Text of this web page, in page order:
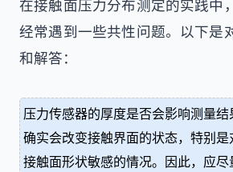
在接触面压力分布测定的实践中
经常遇到一些共性问题。以下是
和解答：
压力传感器的厚度是否会影响测量
确实会改变接触界面的状态，特别
接触面形状敏感的情况。因此，应